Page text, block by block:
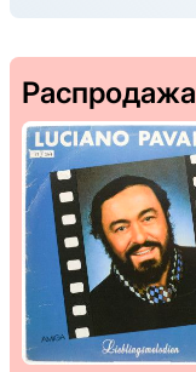
Распродажа